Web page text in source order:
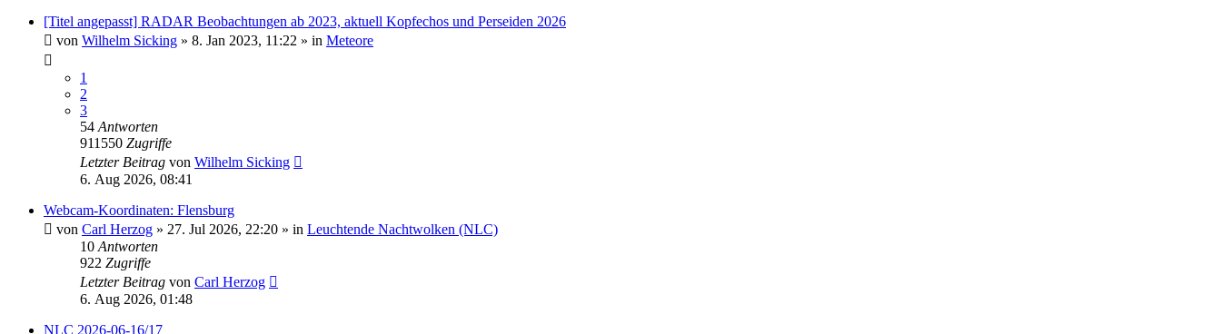
[Titel angepasst] RADAR Beobachtungen ab 2023, aktuell Kopfechos und Perseiden 2026
von Wilhelm Sicking » 8. Jan 2023, 11:22 » in Meteore
1
2
3
54 Antworten
911550 Zugriffe
Letzter Beitrag von Wilhelm Sicking
6. Aug 2026, 08:41
Webcam-Koordinaten: Flensburg
von Carl Herzog » 27. Jul 2026, 22:20 » in Leuchtende Nachtwolken (NLC)
10 Antworten
922 Zugriffe
Letzter Beitrag von Carl Herzog
6. Aug 2026, 01:48
NLC 2026-06-16/17